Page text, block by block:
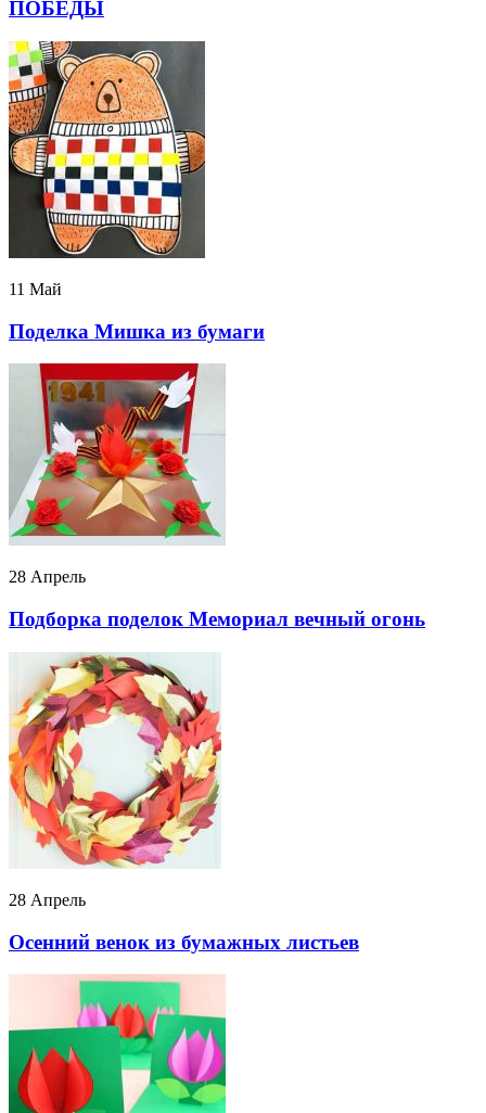
ПОБЕДЫ
11 Май
Поделка Мишка из бумаги
28 Апрель
Подборка поделок Мемориал вечный огонь
28 Апрель
Осенний венок из бумажных листьев